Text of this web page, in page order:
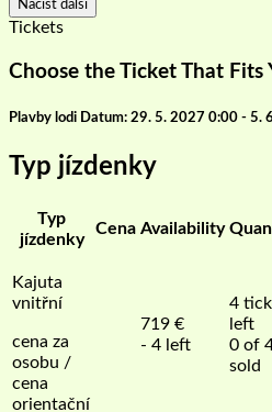
Načíst další
Tickets
Choose the Ticket That Fits
Plavby lodi Datum: 29. 5. 2027 0:00 - 5.
Typ jízdenky
Typ
jízdenky
Cena Availability
Kajuta
vnitřní
cena za
osobu /
cena
orientační
719 €
- 4 left
4
left
0 of
sold